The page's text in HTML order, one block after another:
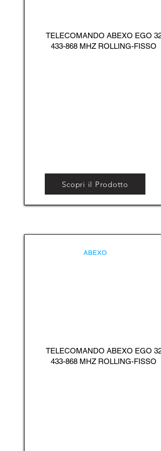
TELECOMANDO ABEXO EGO 32
433-868 MHZ ROLLING-FISSO
Scopri il Prodotto
ABEXO
TELECOMANDO ABEXO EGO 32
433-868 MHZ ROLLING-FISSO